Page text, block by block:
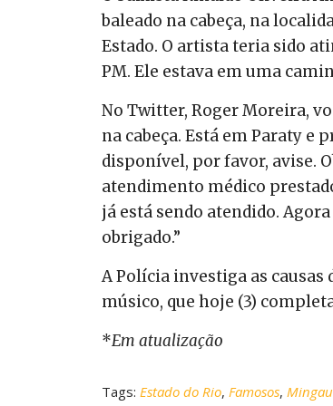
baleado na cabeça, na
Estado. O artista teria sido
PM. Ele estava em uma
No Twitter, Roger Moreira,
na cabeça. Está em Paraty e
disponível, por favor, avise.
atendimento médico
já está sendo atendido.
obrigado.”
A Polícia investiga as causas
músico, que hoje (3)
*Em atualização
Tags: Estado do Rio, Famosos, Mingau